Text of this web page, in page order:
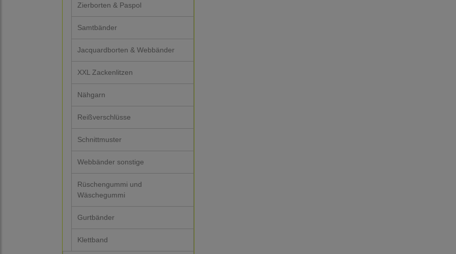
Zierborten & Paspol
Samtbänder
Jacquardborten & Webbänder
XXL Zackenlitzen
Nähgarn
Reißverschlüsse
Schnittmuster
Webbänder sonstige
Rüschengummi und
Wäschegummi
Gurtbänder
Klettband